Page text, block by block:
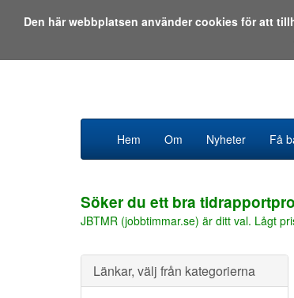
Hem Om Nyheter Få
Söker du ett bra
JBTMR (jobbtimmar.se) är ditt val. Lågt
Länkar, välj från kategorierna
Den här webbplatsen använder cookies för att